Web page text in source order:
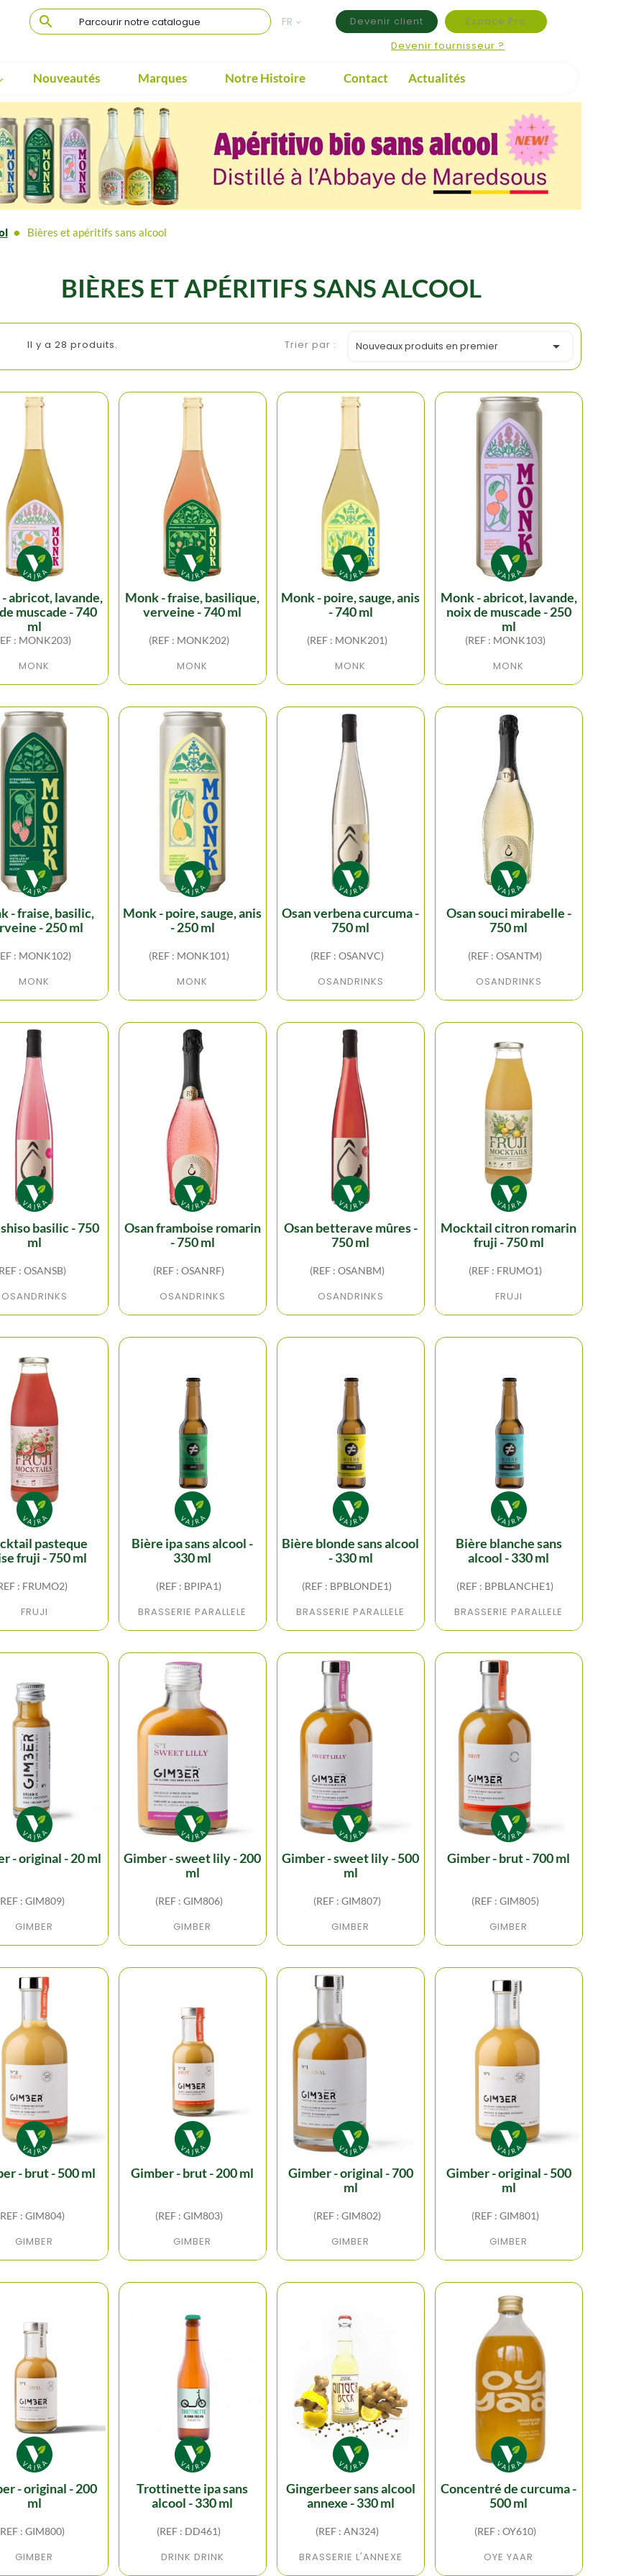
 FR 
Devenir fournisseur ?
Devenir client Espace Pro
Nouveautés Marques Notre Histoire Contact Actualités
Bières et apéritifs sans alcool
BIÈRES ET APÉRITIFS SANS ALCOOL
Il y a 28 produits. Trier par : Nouveaux produits en premier 
muscade - 740
ml
: MONK203)
MONK
monk - fraise, basilique,
verveine - 740 ml
(REF : MONK202)
MONK
monk - poire, sauge, anis
- 740 ml
(REF : MONK201)
MONK
monk - abricot, lavande,
noix de muscade - 250
ml
(REF : MONK103)
MONK
- 250 ml
: MONK102)
MONK
monk - poire, sauge, anis
- 250 ml
(REF : MONK101)
MONK
osan verbena curcuma -
750 ml
(REF : OSANVC)
OSANDRINKS
osan souci mirabelle -
750 ml
(REF : OSANTM)
OSANDRINKS
ml
: OSANSB)
OSANDRINKS
osan framboise romarin
- 750 ml
(REF : OSANRF)
OSANDRINKS
osan betterave mûres -
750 ml
(REF : OSANBM)
OSANDRINKS
mocktail citron romarin
fruji - 750 ml
(REF : FRUMO1)
FRUJI
fruji - 750 ml
: FRUMO2)
FRUJI
bière ipa sans alcool -
330 ml
(REF : BPIPA1)
BRASSERIE PARALLELE
bière blonde sans alcool
- 330 ml
(REF : BPBLONDE1)
BRASSERIE PARALLELE
bière blanche sans
alcool - 330 ml
(REF : BPBLANCHE1)
BRASSERIE PARALLELE
- original - 20 ml
: GIM809)
GIMBER
gimber - sweet lily - 200
ml
(REF : GIM806)
GIMBER
gimber - sweet lily - 500
ml
(REF : GIM807)
GIMBER
gimber - brut - 700 ml
(REF : GIM805)
GIMBER
- brut - 500 ml
: GIM804)
GIMBER
gimber - brut - 200 ml
(REF : GIM803)
GIMBER
gimber - original - 700
ml
(REF : GIM802)
GIMBER
gimber - original - 500
ml
(REF : GIM801)
GIMBER
ml
: GIM800)
GIMBER
trottinette ipa sans
alcool - 330 ml
(REF : DD461)
DRINK DRINK
gingerbeer sans alcool
annexe - 330 ml
(REF : AN324)
BRASSERIE L'ANNEXE
concentré de curcuma -
500 ml
(REF : OY610)
OYE YAAR